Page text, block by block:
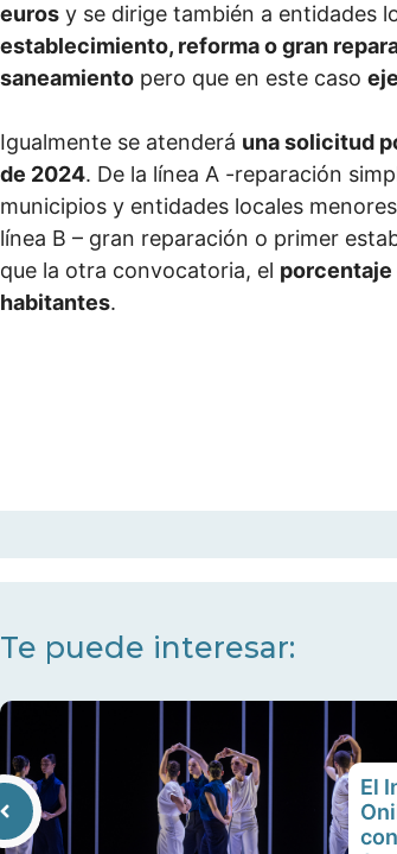
euros y se dirige también a entidades
establecimiento, reforma o gran
saneamiento pero que en este caso
Igualmente se atenderá una solicitud
de 2024. De la línea A -reparación
municipios y entidades locales
línea B – gran reparación o primer
que la otra convocatoria, el porcentaje
habitantes.
Te puede interesar:
El